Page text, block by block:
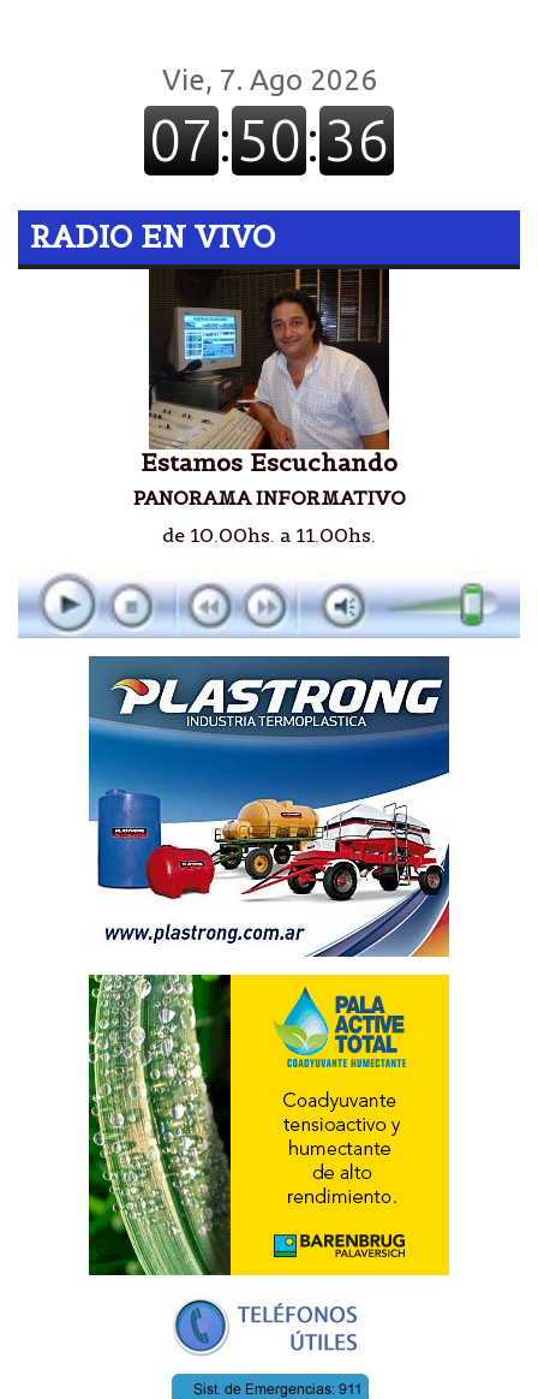
RADIO EN VIVO
Estamos Escuchando
PANORAMA INFORMATIVO
de 10.00hs. a 11.00hs.